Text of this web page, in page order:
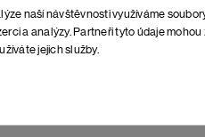
naší návštěvnosti využíváme
a analýzy. Partneři tyto údaje
jejich služby.